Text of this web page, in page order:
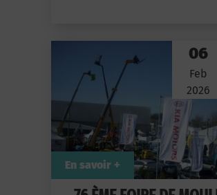
06
Feb
2026
En savoir +